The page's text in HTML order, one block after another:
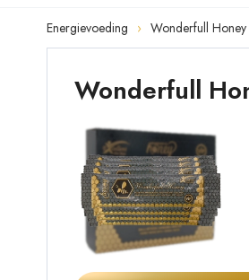
Energievoeding Wonderfull
Wonderfull